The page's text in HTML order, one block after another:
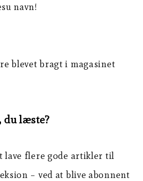
navn!
blevet bragt i magasinet
du læste?
lave flere gode artikler til
– ved at blive abonnent